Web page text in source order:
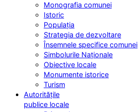
Monografia comunei
Istoric
Populația
Strategia de dezvoltare
Însemnele specifice comunei
Simbolurile Naționale
Obiective locale
Monumente istorice
Turism
Autoritățile
publice locale